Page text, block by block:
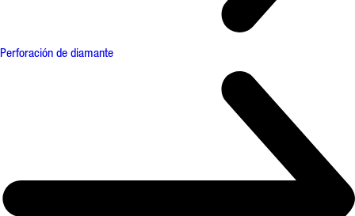
Perforación de diamante